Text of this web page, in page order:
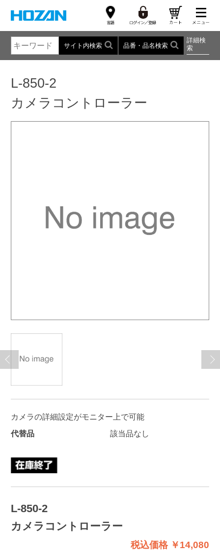
サイト内検索 品番・品名検索
詳細検
索
L-850-2
カメラコントローラー
カメラの詳細設定がモニター上で可能
代替品
該当品なし
L-850-2
カメラコントローラー
税込価格 ￥14,080